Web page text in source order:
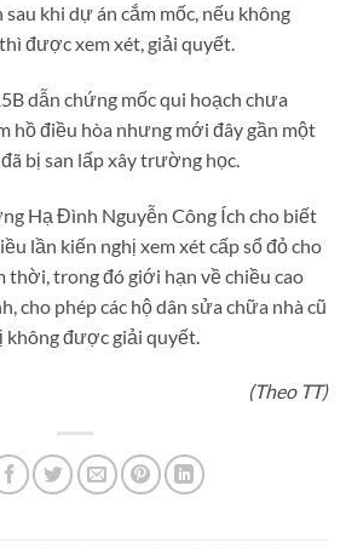
khi dự án cắm mốc, nếu không
được xem xét, giải quyết.
dẫn chứng mốc qui hoạch chưa
hồ điều hòa nhưng mới đây gần một
bị san lấp xây trường học.
Hạ Đình Nguyễn Công Ích cho biết
lần kiến nghị xem xét cấp sổ đỏ cho
thời, trong đó giới hạn về chiều cao
cho phép các hộ dân sửa chữa nhà cũ
được giải quyết.
(Theo TT)